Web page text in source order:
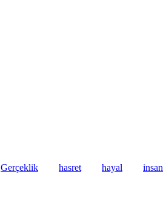
Gerçeklik hasret hayal insan